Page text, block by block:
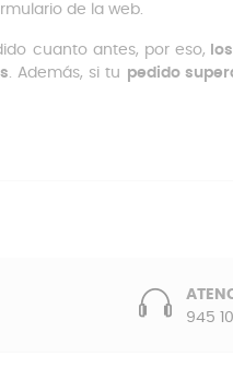
de la web.
cuanto antes, por eso,
. Además, si tu pedido
945